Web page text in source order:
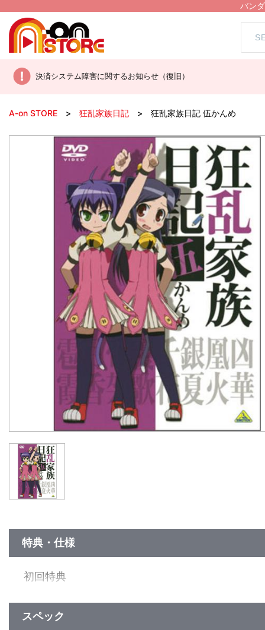
バン
決済システム障害に関するお知らせ（復旧）
A-on STORE 狂乱家族日記 狂乱家族日記 伍かんめ
特典・仕様
初回特典
初回映像特典
スペック